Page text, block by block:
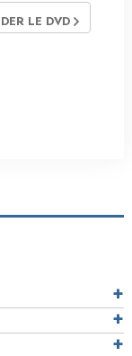
LE DVD